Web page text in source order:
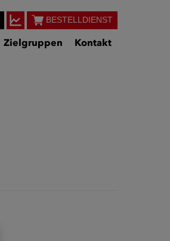
BESTELLDIENST
Zielgruppen Kontakt